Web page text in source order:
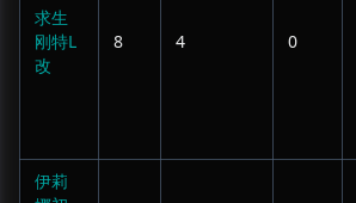
求生
刚特L
改
8 4 0
伊莉